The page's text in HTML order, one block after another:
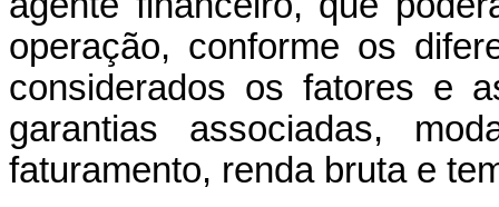
operação, conforme os
considerados os fatores e
garantias associadas,
faturamento, renda bruta e